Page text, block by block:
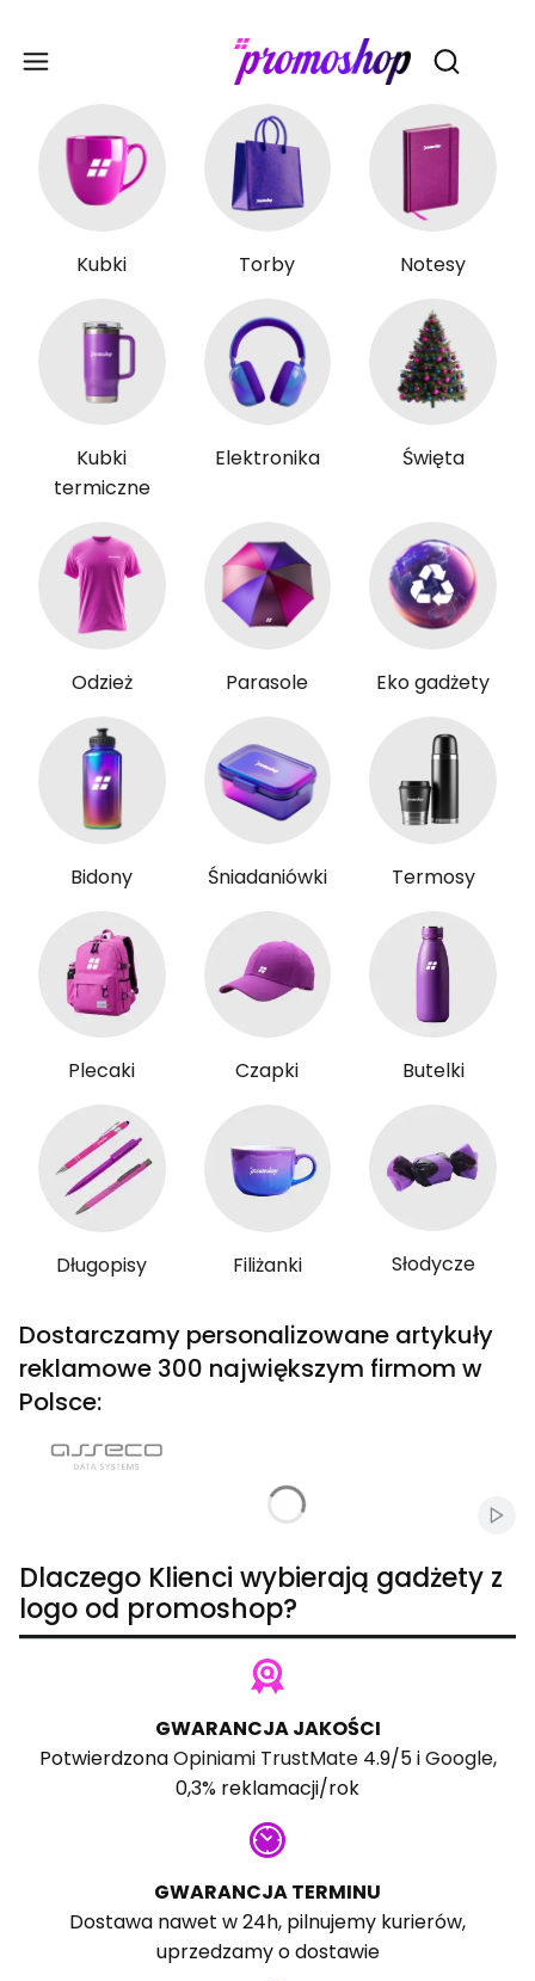
Otwórz
Kubki Torby Notesy
Kubki
termiczne
Elektronika Święta
Odzież Parasole Eko gadżety
Bidony Śniadaniówki Termosy
Plecaki Czapki Butelki
Długopisy Filiżanki Słodycze
Dostarczamy personalizowane artykuły
reklamowe 300 największym firmom w
Polsce:
Dlaczego Klienci wybierają gadżety z
logo od promoshop?
GWARANCJA JAKOŚCI
PotwierdzonaOpiniami TrustMate4.9/5 iGoogle,
0,3% reklamacji/rok
GWARANCJA TERMINU
Dostawa nawet w 24h, pilnujemy kurierów,
uprzedzamy o dostawie